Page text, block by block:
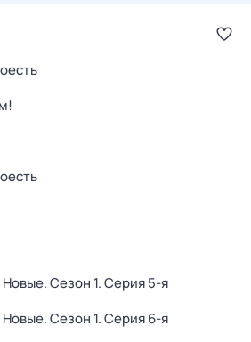
Новые. Сезон 1. Серия 5-я
Новые. Сезон 1. Серия 6-я